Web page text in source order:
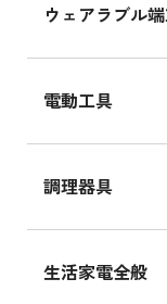
ウェアラブル
電動工具
調理器具
生活家電全般